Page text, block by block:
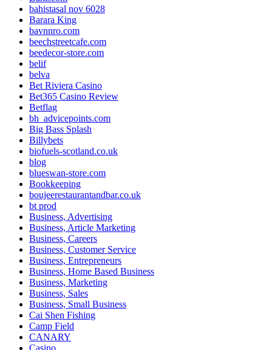
bahistasal nov 6028
Barara King
bavnnro.com
beechstreetcafe.com
beedecor-store.com
belif
belva
Bet Riviera Casino
Bet365 Casino Review
Betflag
bh_advicepoints.com
Big Bass Splash
Billybets
biofuels-scotland.co.uk
blog
blueswan-store.com
Bookkeeping
boujeerestaurantandbar.co.uk
bt prod
Business, Advertising
Business, Article Marketing
Business, Careers
Business, Customer Service
Business, Entrepreneurs
Business, Home Based Business
Business, Marketing
Business, Sales
Business, Small Business
Cai Shen Fishing
Camp Field
CANARY